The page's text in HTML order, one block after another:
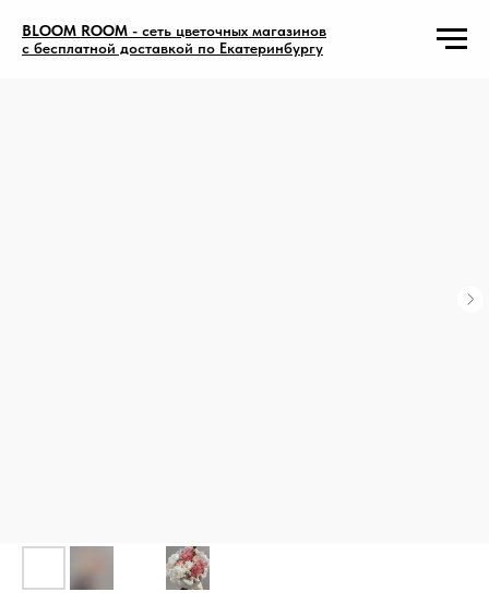
BLOOM ROOM - сеть цветочных магазинов
с бесплатной доставкой по Екатеринбургу